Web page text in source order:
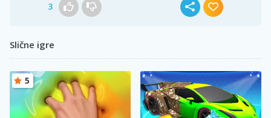
3
Slične igre
5